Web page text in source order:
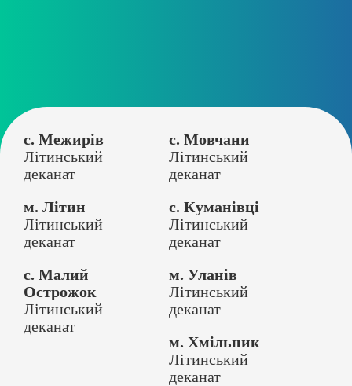
с. Межирів
Літинський
деканат
с. Мовчани
Літинський
деканат
м. Літин
Літинський
деканат
с. Куманівці
Літинський
деканат
с. Малий
Острожок
Літинський
деканат
м. Уланів
Літинський
деканат
м. Хмільник
Літинський
деканат